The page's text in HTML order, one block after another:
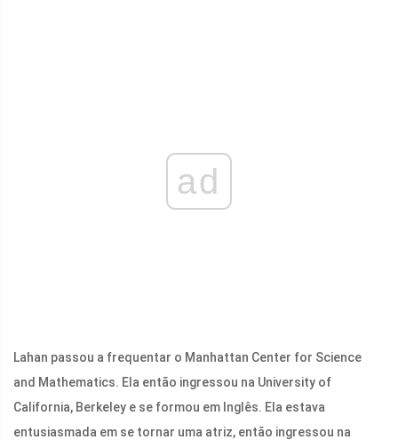
ad
Lahan passou a frequentar o Manhattan Center for Science
and Mathematics. Ela então ingressou na University of
California, Berkeley e se formou em Inglês. Ela estava
entusiasmada em se tornar uma atriz, então ingressou na